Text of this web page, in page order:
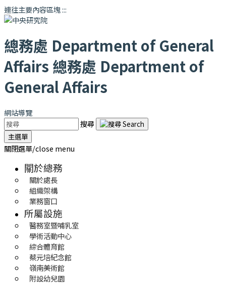
連往主要內容區塊:::
總務處 Department of General
Affairs 總務處 Department of
General Affairs
網站導覽
搜尋
主選單
關閉選單/close menu
關於總務
關於處長
組織架構
業務窗口
所屬設施
醫務室暨哺乳室
學術活動中心
綜合體育館
蔡元培紀念館
嶺南美術館
附設幼兒園